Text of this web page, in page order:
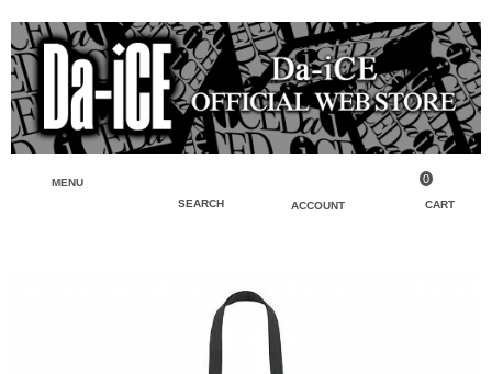
MENU
SEARCH
ACCOUNT CART
0
フェイスタオル・タオル検索